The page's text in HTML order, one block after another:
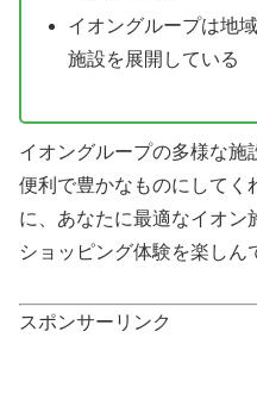
イオングループは地
施設を展開している
イオングループの多様な施
便利で豊かなものにしてく
に、あなたに最適なイオン
ショッピング体験を楽しん
スポンサーリンク